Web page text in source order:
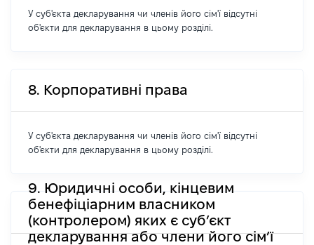
У суб'єкта декларування чи членів його сім'ї відсутні
об'єкти для декларування в цьому розділі.
8. Корпоративні права
У суб'єкта декларування чи членів його сім'ї відсутні
об'єкти для декларування в цьому розділі.
9. Юридичні особи, кінцевим
бенефіціарним власником
(контролером) яких є суб’єкт
декларування або члени його сім’ї